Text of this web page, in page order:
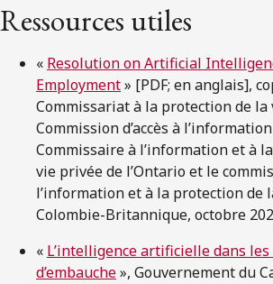
Ressources utiles
« Resolution on Artificial
Employment» [PDF; en anglais],
Commissariat à la protection de la
Commission d’accès à
Commissaire à l’information et à
vie privée de l’Ontario et le
l’information et à la protection de
Colombie-Britannique, octobre
« L’intelligence artificielle dans les
d’embauche», Gouvernement du